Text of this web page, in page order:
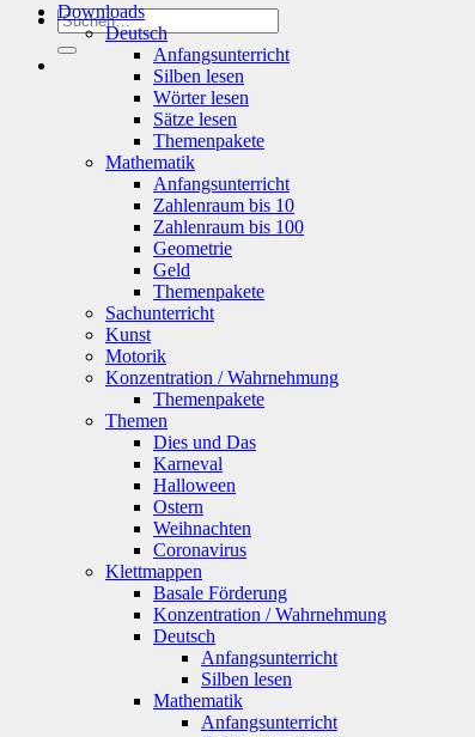
Suchen
nach:
Downloads
Deutsch
Anfangsunterricht
Silben lesen
Wörter lesen
Sätze lesen
Themenpakete
Mathematik
Anfangsunterricht
Zahlenraum bis 10
Zahlenraum bis 100
Geometrie
Geld
Themenpakete
Sachunterricht
Kunst
Motorik
Konzentration / Wahrnehmung
Themenpakete
Themen
Dies und Das
Karneval
Halloween
Ostern
Weihnachten
Coronavirus
Klettmappen
Basale Förderung
Konzentration / Wahrnehmung
Deutsch
Anfangsunterricht
Silben lesen
Mathematik
Anfangsunterricht